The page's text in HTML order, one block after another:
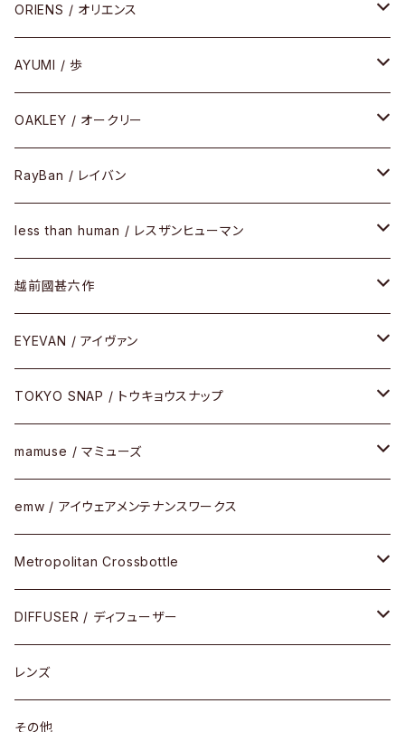
COMBI （コンビシリーズ）
PREMIUM（プレミアムシリーズ）
PLASTIC（プラスティックシリーズ）
SIRMONT（サーモントシリーズ）
SUNSHIFT
ケア用品
コンビ
セル
コンビ
セル
メタル
コンビ
ORIENS / オリエンス
セルフレーム
メタルフレーム
その他
AYUMI / 歩
セルフレーム
OAKLEY / オークリー
メガネフレーム
サングラス
Frogskins(フロッグスキン )
Latch(ラッチ)
その他
修理
小物
RayBan / レイバン
メガネフレーム
サングラス
その他
less than human / レスザンヒューマン
メガネフレーム
サングラス
その他
越前國甚六作
セルフレーム
メタルフレーム
コンビフレーム
EYEVAN / アイヴァン
メガネ
サングラス
その他
TOKYO SNAP / トウキョウスナップ
セルフレーム
メタルフレーム
コンビネーション
mamuse / マミューズ
セル
メタル
コンビ
emw / アイウェアメンテナンスワークス
Metropolitan Crossbottle
30cm×30cm
18cm×13cm
DIFFUSER / ディフューザー
グラスコード
メガネケース
レンズ
その他